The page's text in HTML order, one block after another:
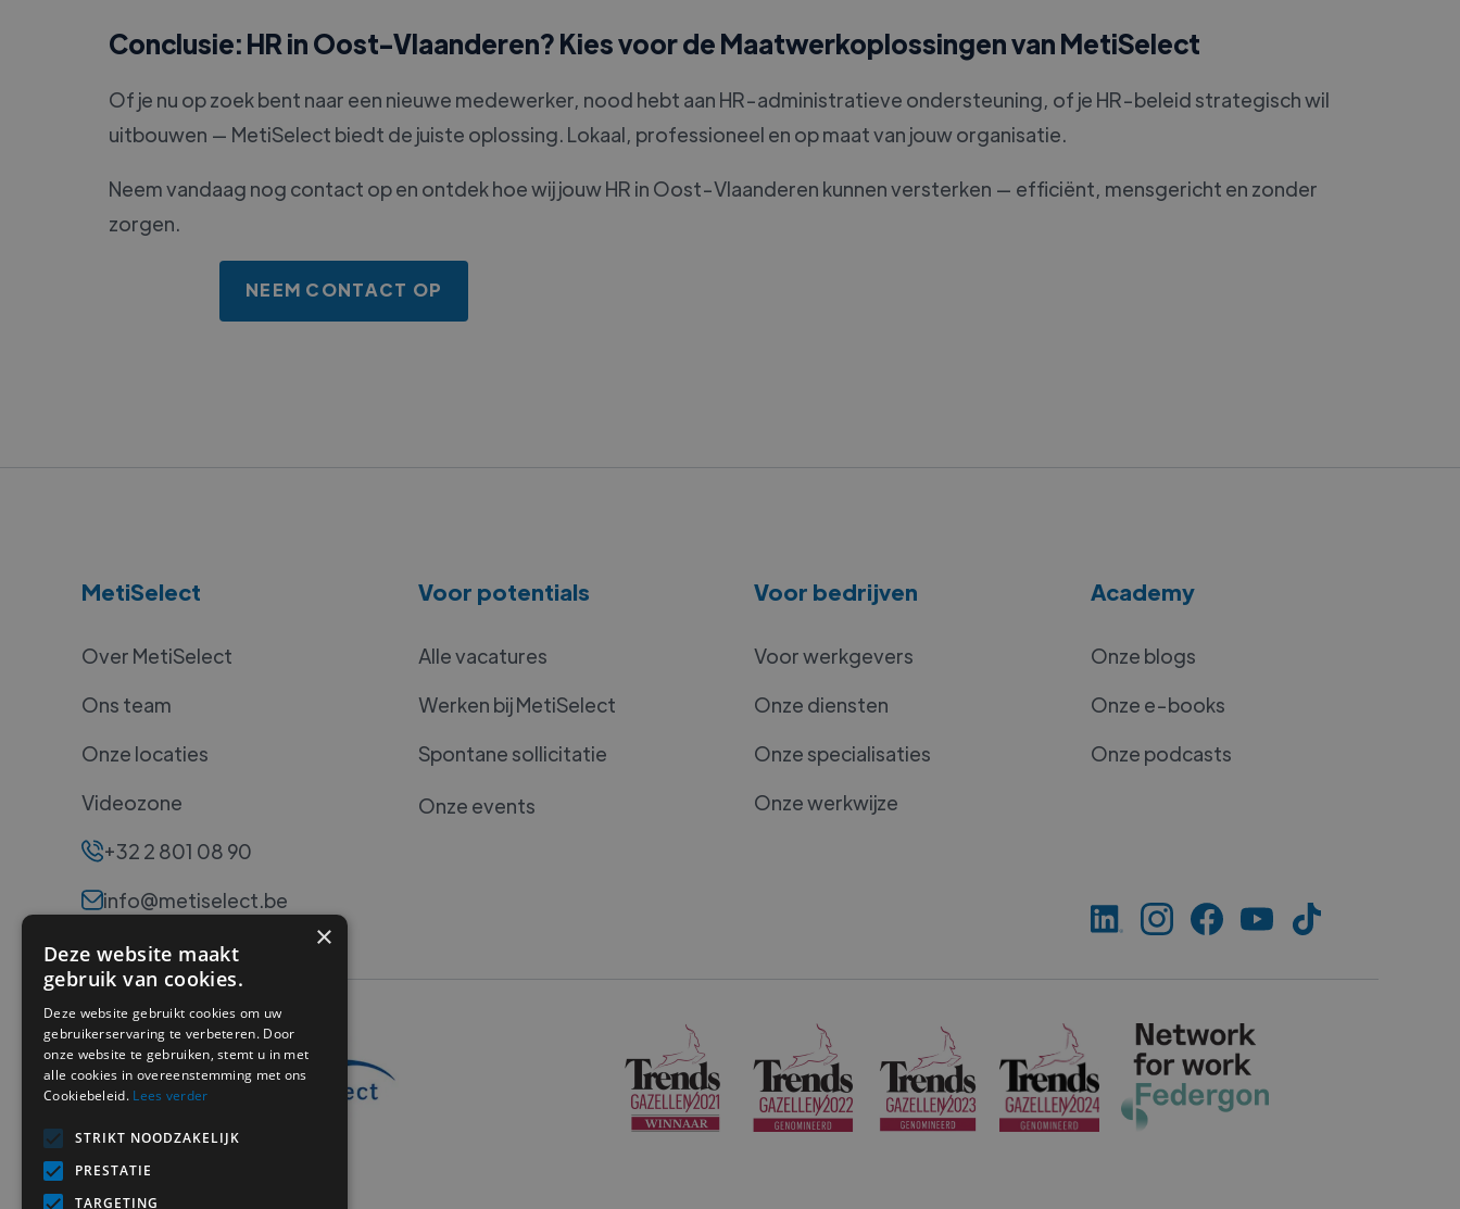
Conclusie: HR in Oost-Vlaanderen? Kies voor de Maatwerkoplossingen van MetiSelect
Of je nu op zoek bent naar een nieuwe medewerker, nood hebt aan HR-administratieve ondersteuning, of je HR-beleid strategisch wil
uitbouwen — MetiSelect biedt de juiste oplossing. Lokaal, professioneel en op maat van jouw organisatie.
Neem vandaag nog contact op en ontdek hoe wij jouw HR in Oost-Vlaanderen kunnen versterken — efficiënt, mensgericht en zonder
zorgen.
NEEM CONTACT OP
MetiSelect
Over MetiSelect
Ons team
Onze locaties
Videozone
+32 2 801 08 90
info@metiselect.be
Voor potentials
Alle vacatures
Werken bij MetiSelect
Spontane sollicitatie
Onze events
Voor bedrijven
Voor werkgevers
Onze diensten
Onze specialisaties
Onze werkwijze
Academy
Onze blogs
Onze e-books
Onze podcasts
×
Deze website maakt
gebruik van cookies.
Deze website gebruikt cookies om uw
gebruikerservaring te verbeteren. Door
onze website te gebruiken, stemt u in met
alle cookies in overeenstemming met ons
Cookiebeleid. Lees verder
STRIKT NOODZAKELIJK
PRESTATIE
TARGETING